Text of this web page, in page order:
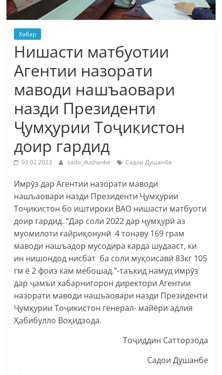
Хабар
Нишасти матбуотии
Агентии назорати
маводи нашъаовари
назди Президенти
Ҷумҳурии Тоҷикистон
доир гардид
03.02.2023 sado_dushanbe Садои Душанбе
Имрӯз дар Агентии назорати маводи
нашъаовари назди Президенти Ҷумҳурии
Тоҷикистон бо иштироки ВАО нишасти матбуоти
доир гардид. “Дар соли 2022 дар ҷумҳурӣ аз
муомилоти ғайриқонунӣ 4 тонаву 169 грам
маводи нашъадор мусодира карда шудааст, ки
ин нишондод нисбат ба соли муқоисавӣ 83кг 105
гм ë 2 фоиз кам мебошад.”-таъкид намуд имрӯз
дар ҷамъи хабарнигорон директори Агентии
назорати маводи нашъаовари назди Президенти
Ҷумҳурии Тоҷикистон генерал- майëри адлия
Ҳабибулло Воҳидзода.
Тоҷиддин Сатторзода
Садои Душанбе